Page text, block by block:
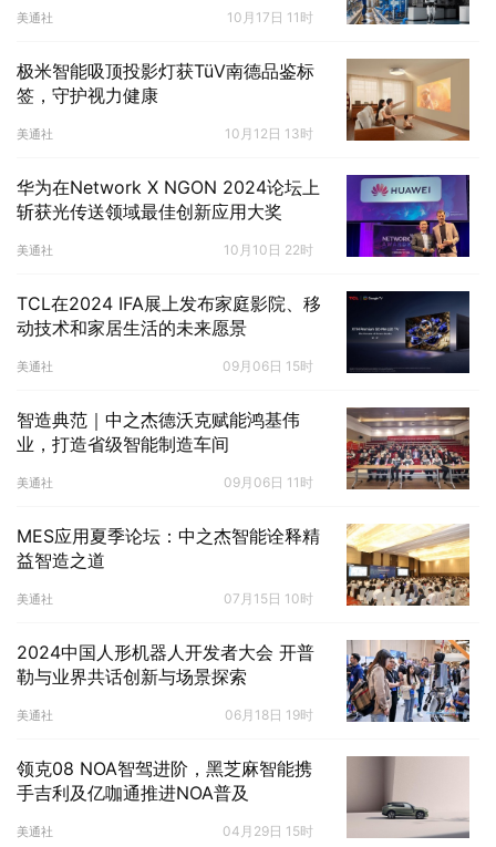
美通社 10月17日 11时
极米智能吸顶投影灯获TüV南德品鉴标
签，守护视力健康
美通社 10月12日 13时
华为在Network X NGON 2024论坛上
斩获光传送领域最佳创新应用大奖
美通社 10月10日 22时
TCL在2024 IFA展上发布家庭影院、移
动技术和家居生活的未来愿景
美通社 09月06日 15时
智造典范｜中之杰德沃克赋能鸿基伟
业，打造省级智能制造车间
美通社 09月06日 11时
MES应用夏季论坛：中之杰智能诠释精
益智造之道
美通社 07月15日 10时
2024中国人形机器人开发者大会 开普
勒与业界共话创新与场景探索
美通社 06月18日 19时
领克08 NOA智驾进阶，黑芝麻智能携
手吉利及亿咖通推进NOA普及
美通社 04月29日 15时